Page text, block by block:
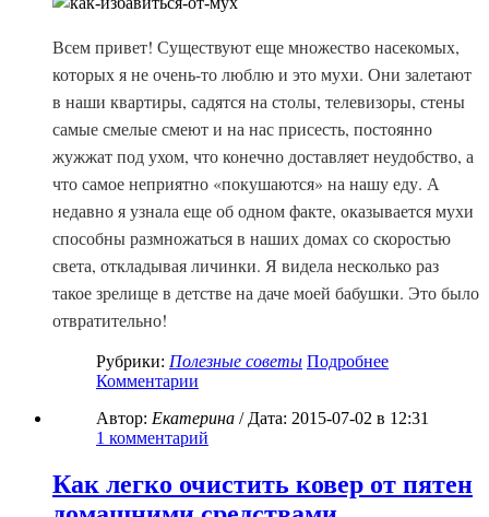
Всем привет! Существуют еще множество насекомых,
которых я не очень-то люблю и это мухи. Они залетают
в наши квартиры, садятся на столы, телевизоры, стены
самые смелые смеют и на нас присесть, постоянно
жужжат под ухом, что конечно доставляет неудобство, а
что самое неприятно «покушаются» на нашу еду. А
недавно я узнала еще об одном факте, оказывается мухи
способны размножаться в наших домах со скоростью
света, откладывая личинки. Я видела несколько раз
такое зрелище в детстве на даче моей бабушки. Это было
отвратительно!
Рубрики: Полезные советы Подробнее
Комментарии
Автор: Екатерина / Дата: 2015-07-02 в 12:31
1 комментарий
Как легко очистить ковер от пятен